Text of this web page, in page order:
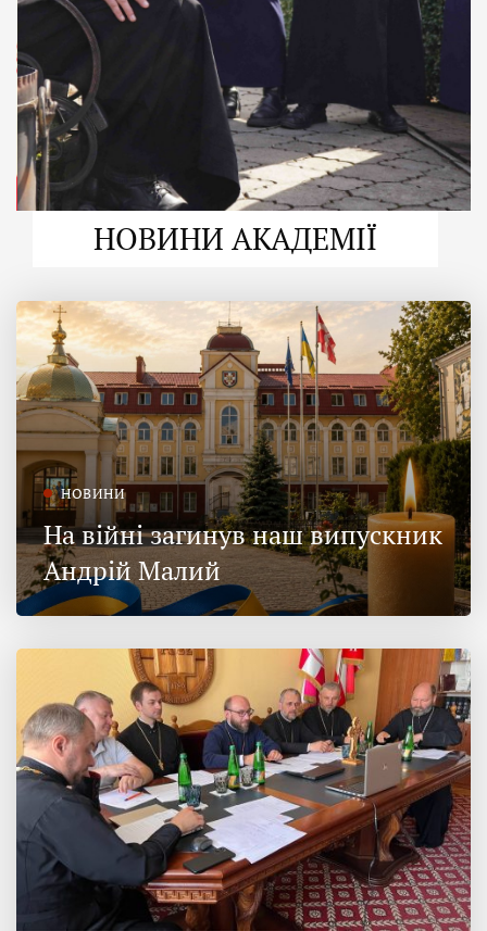
Читати більше
НОВИНИ АКАДЕМІЇ
НОВИНИ
На війні загинув наш випускник
Андрій Малий